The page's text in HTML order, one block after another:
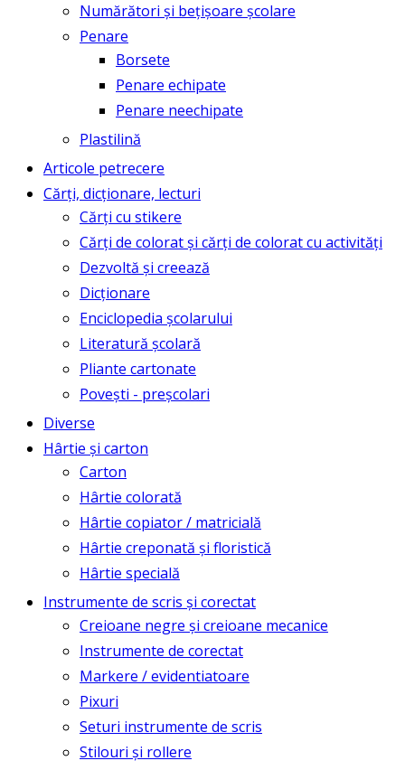
Numărători și bețișoare școlare
Penare
Borsete
Penare echipate
Penare neechipate
Plastilină
Articole petrecere
Cărți, dicționare, lecturi
Cărți cu stikere
Cărți de colorat și cărți de colorat cu activități
Dezvoltă și creează
Dicționare
Enciclopedia școlarului
Literatură școlară
Pliante cartonate
Povești - preșcolari
Diverse
Hârtie și carton
Carton
Hârtie colorată
Hârtie copiator / matricială
Hârtie creponată și floristică
Hârtie specială
Instrumente de scris și corectat
Creioane negre și creioane mecanice
Instrumente de corectat
Markere / evidentiatoare
Pixuri
Seturi instrumente de scris
Stilouri și rollere